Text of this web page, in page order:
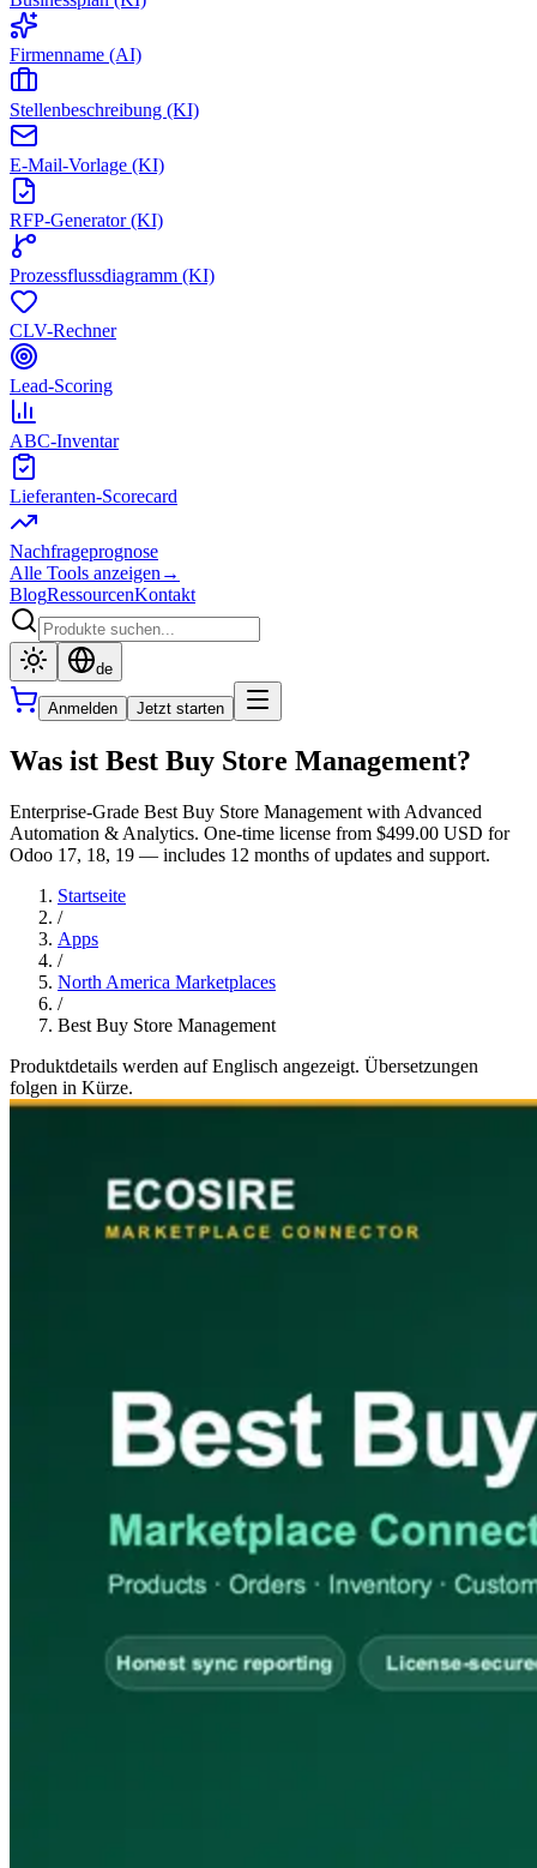
Firmenname (AI)
Stellenbeschreibung (KI)
E-Mail-Vorlage (KI)
RFP-Generator (KI)
Prozessflussdiagramm (KI)
CLV-Rechner
Lead-Scoring
ABC-Inventar
Lieferanten-Scorecard
Nachfrageprognose
Alle Tools anzeigen →
BlogRessourcenKontakt
de
Anmelden Jetzt starten
Was ist Best Buy Store Management?
Enterprise-Grade Best Buy Store Management with Advanced
Automation & Analytics. One-time license from $499.00 USD for
Odoo 17, 18, 19 — includes 12 months of updates and support.
Startseite
/
Apps
/
North America Marketplaces
/
Best Buy Store Management
Produktdetails werden auf Englisch angezeigt. Übersetzungen
folgen in Kürze.